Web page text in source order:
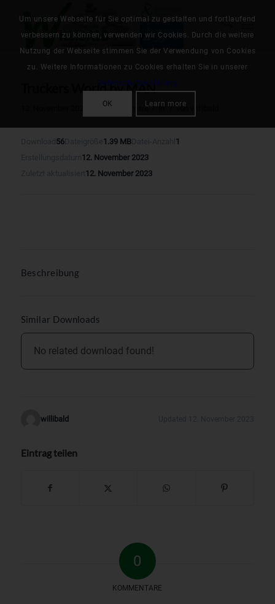
Truckers World by MAN
0 Kommentare / in / von
56Dateigröße 1.39 MBDatei-Anzahl 1
12. November 2023
12. November 2023
Beschreibung
Similar Downloads
No related download found!
willibald
Eintrag teilen
0
KOMMENTARE
Um unsere Webseite für Sie optimal zu gestalten und fortlaufend
verbessern zu können, verwenden wir Cookies. Durch die weitere
Nutzung der Webseite stimmen Sie der Verwendung von Cookies
zu. Weitere Informationen zu Cookies erhalten Sie in unserer
Datenschutzerklärung
OK Learn more